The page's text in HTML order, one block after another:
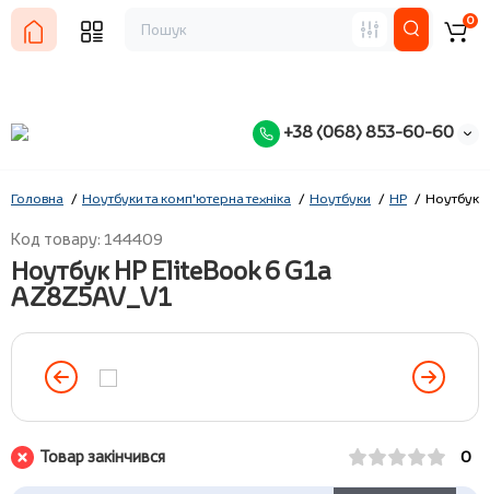
+38 (068) 853-60-60
0
Головна Ноутбуки та комп'ютерна техніка Ноутбуки HP Ноутбук
Код товару: 144409
Ноутбук HP EliteBook 6 G1a
AZ8Z5AV_V1
Товар закінчився 0